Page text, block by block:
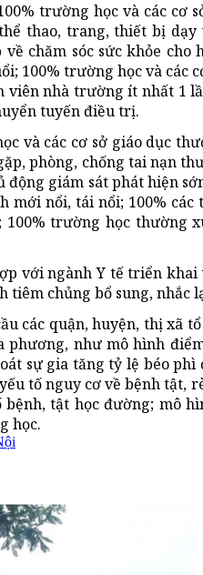
trường học và các
thao, trang, thiết bị dạy
chăm sóc sức khỏe
100% trường học và các
viên nhà trường ít nhất 1
tuyến điều trị.
và các cơ sở giáo dục
phòng, chống tai nạn
động giám sát phát hiện
mới nổi, tái nổi; 100%
trường học thường
với ngành Y tế triển
tiêm chủng bổ sung, nhắc
các quận, huyện, thị
như mô hình
sự gia tăng tỷ lệ béo
tố nguy cơ về bệnh tật,
tật học đường; mô
học.